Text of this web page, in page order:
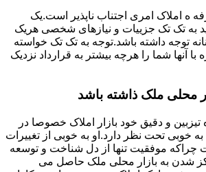
ه املاک امری اجتناب ناپذیر است.یک
به تک تک جزییات و نیازهای شخصی هریک
توجه داشته باشد.توجه به تک تک خواسته
آنها شما را هرچه بیشتر به قرارداد نزدیک
محلی ملک ذاشته باشد
تیزبین و دقیق خود بازار املاک خصوصا در
خوبی تحت نظر دارد.او به خوبی از تغییرات
موفقیت تنها از دل شناخت و توسعه
شدن به بازار محلی ملک حاصل می